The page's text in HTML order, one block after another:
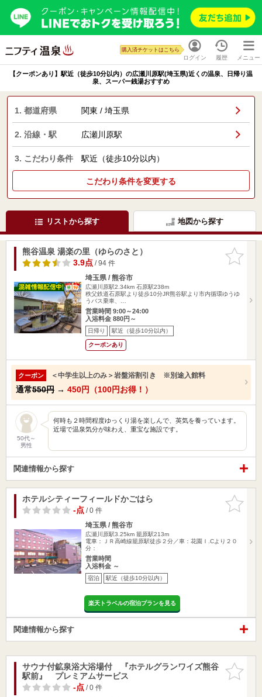
ログイン
購入済チケットはこちら
履歴 メニュー
【クーポンあり】駅近（徒歩10分以内）の広瀬川原駅(埼玉県)近くの温泉、日帰り温
泉、スーパー銭湯おすすめ
1. 都道府県 関東 / 埼玉県
2. 沿線・駅 広瀬川原駅
3. こだわり条件 駅近（徒歩10分以内）
こだわり条件を変更する
リストから探す 地図から探す
お気に入
りに追加
熊谷温泉 湯楽の里（ゆらのさと）
3.9点/ 94 件
埼玉県 / 熊谷市
広瀬川原駅2.34km 石原駅238m
秩父鉄道石原駅より徒歩10分JR熊谷駅より市内循環ゆうゆ
うバス乗車、…
営業時間 9:00～24:00
入浴料金 880円～
日帰り 駅近（徒歩10分以内）
クーポンあり
クーポン ＜中学生以上のみ＞岩盤浴割引き ※別途入館料
通常550円 → 450円（100円お得！）
50代～
男性
何時も２時間程度ゆっくり湯を楽しんで、英気を養っています。
近場で温泉気分が味わえ、重宝な施設です。
関連情報から探す
お気に入
りに追加
ホテルシティーフィールドかごはら
-点/ 0 件
埼玉県 / 熊谷市
広瀬川原駅3.25km 籠原駅213m
電車：ＪＲ高崎線籠原駅徒歩２分／車：花園Ｉ.Cより２０
分：
営業時間
入浴料金 ～
宿泊 駅近（徒歩10分以内）
楽天トラベルの宿泊プランを見る
関連情報から探す
お気に入
りに追加
サウナ付鉱泉浴大浴場付 『ホテルグランワイズ熊谷
駅前』 プレミアムサービス
-点/ 0 件